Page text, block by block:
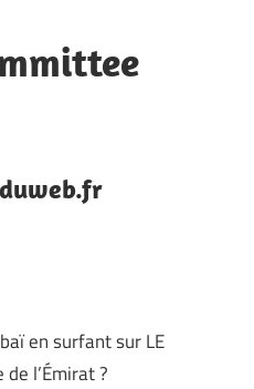
en surfant sur LE
l’Émirat ?